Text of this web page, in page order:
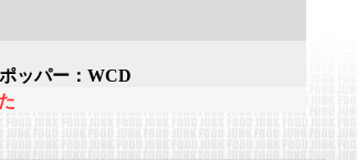
ッパー：WCD